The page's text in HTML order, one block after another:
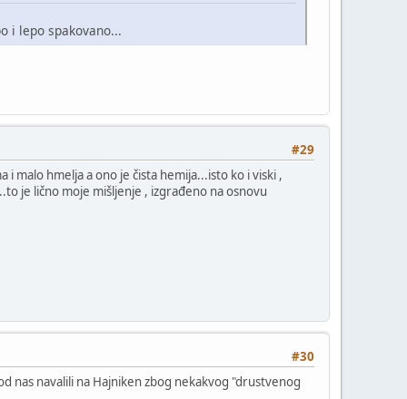
i lepo spakovano...
#29
i malo hmelja a ono je čista hemija...isto ko i viski ,
je lično moje mišljenje , izgrađeno na osnovu
#30
nas navalili na Hajniken zbog nekakvog "drustvenog